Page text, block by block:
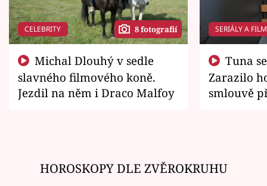
CELEBRITY 8 fotografií
slavného filmového koně.
Jezdil na něm i Draco Malfoy
SERIÁLY A
Zarazilo
smlouvě
HOROSKOPY DLE ZVĚROKRUHU